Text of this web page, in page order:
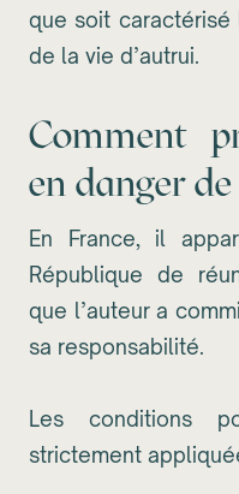
que soit
de la vie d’autrui.
Comment
en danger
En France, il
République de
que l’auteur a
sa responsabilité.
Les conditions
strictement